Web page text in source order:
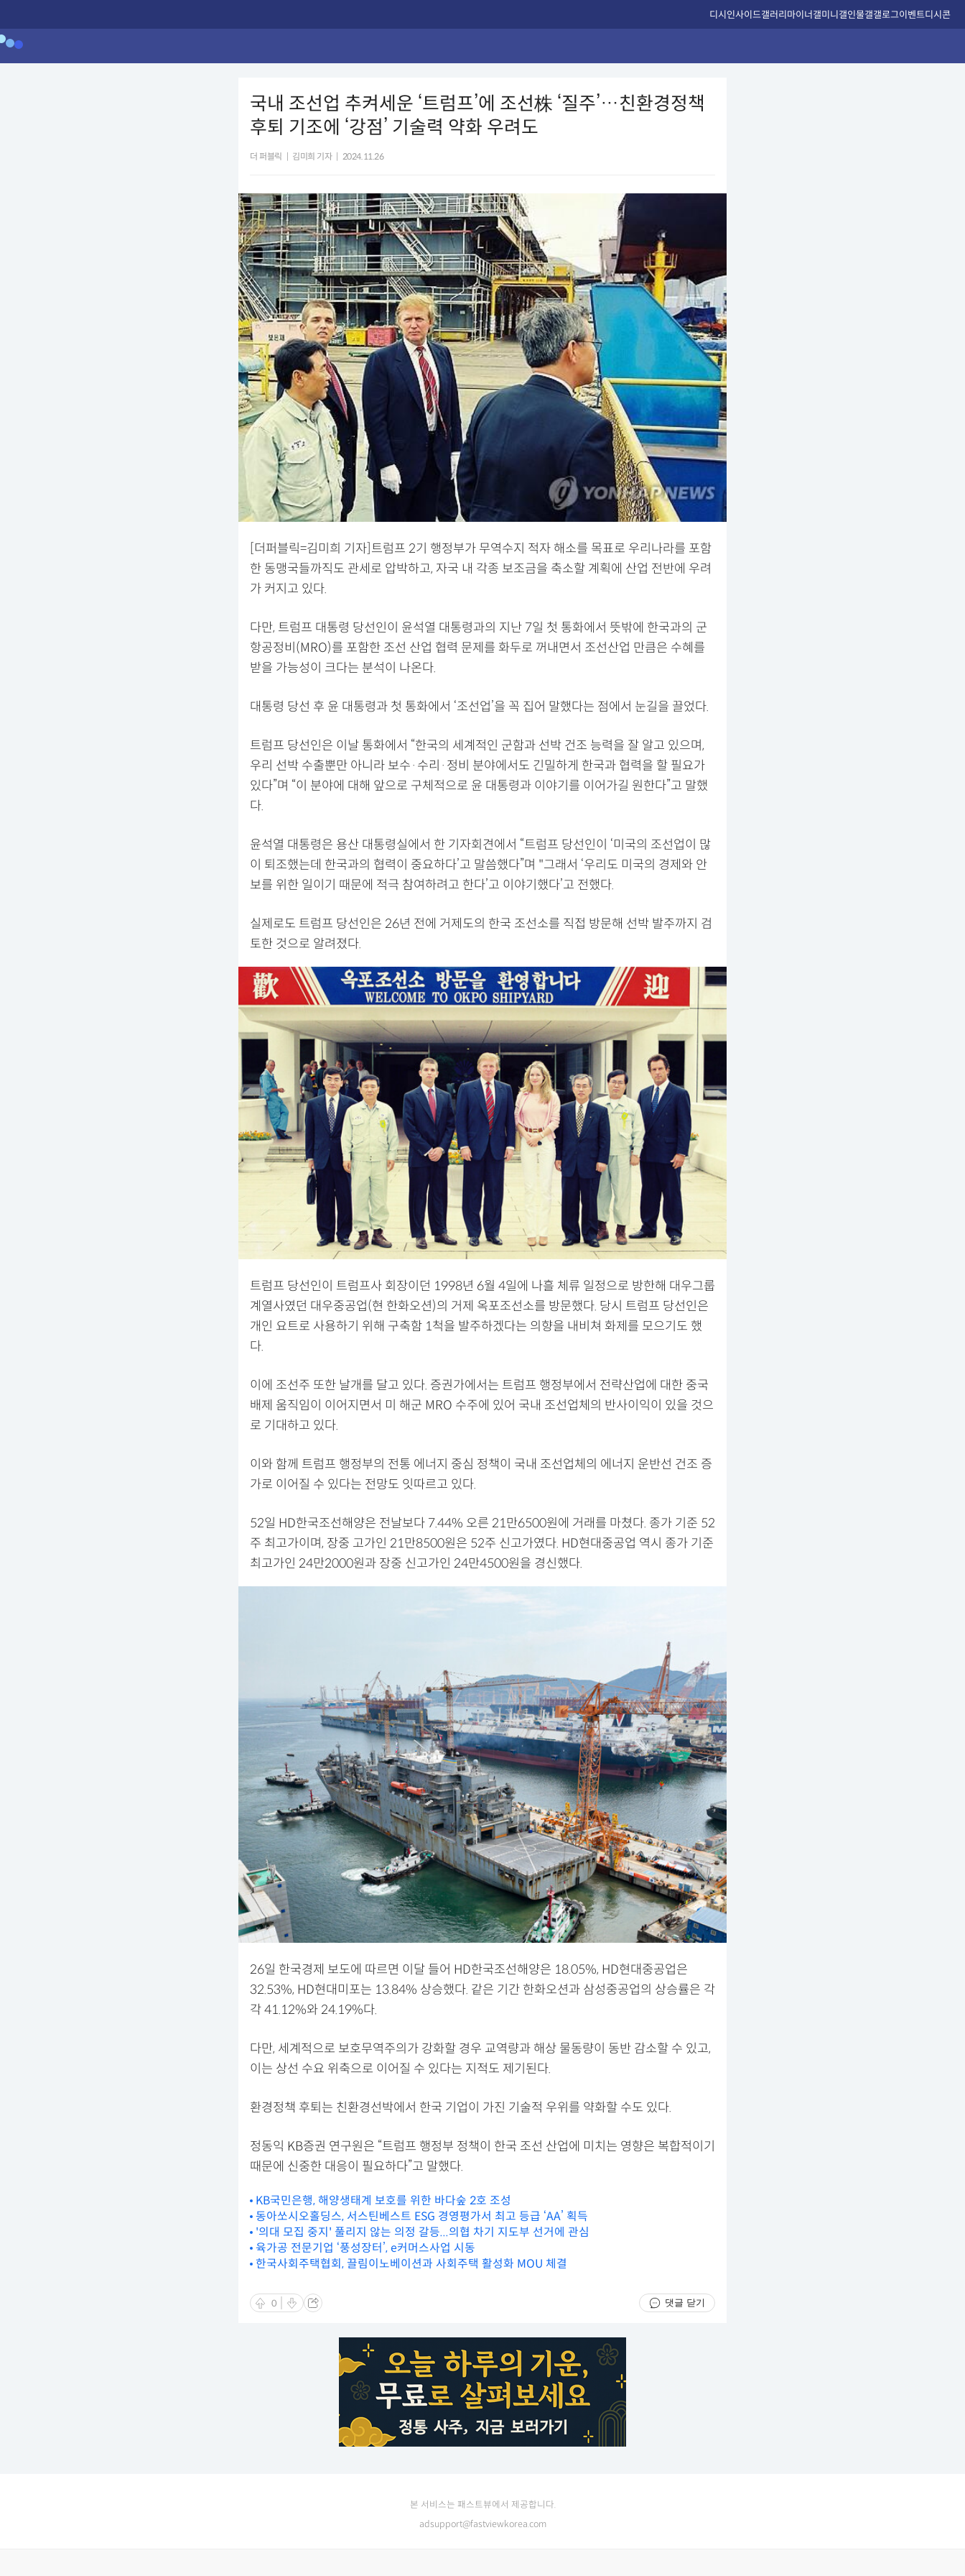
디시인사이드갤러리마이너갤미니갤인물갤갤로그이벤트디시콘
국내 조선업 추켜세운 ‘트럼프’에 조선株 ‘질주’…친환경정책
후퇴 기조에 ‘강점’ 기술력 약화 우려도
더 퍼블릭 김미희 기자 2024.11.26
[더퍼블릭=김미희 기자]트럼프 2기 행정부가 무역수지 적자 해소를 목표로 우리나라를 포함
한 동맹국들까직도 관세로 압박하고, 자국 내 각종 보조금을 축소할 계획에 산업 전반에 우려
가 커지고 있다.
다만, 트럼프 대통령 당선인이 윤석열 대통령과의 지난 7일 첫 통화에서 뜻밖에 한국과의 군
항공정비(MRO)를 포함한 조선 산업 협력 문제를 화두로 꺼내면서 조선산업 만큼은 수혜를
받을 가능성이 크다는 분석이 나온다.
대통령 당선 후 윤 대통령과 첫 통화에서 ‘조선업’을 꼭 집어 말했다는 점에서 눈길을 끌었다.
트럼프 당선인은 이날 통화에서 “한국의 세계적인 군함과 선박 건조 능력을 잘 알고 있으며,
우리 선박 수출뿐만 아니라 보수·수리·정비 분야에서도 긴밀하게 한국과 협력을 할 필요가
있다”며 “이 분야에 대해 앞으로 구체적으로 윤 대통령과 이야기를 이어가길 원한다”고 말했
다.
윤석열 대통령은 용산 대통령실에서 한 기자회견에서 “트럼프 당선인이 ‘미국의 조선업이 많
이 퇴조했는데 한국과의 협력이 중요하다’고 말씀했다”며 "그래서 ‘우리도 미국의 경제와 안
보를 위한 일이기 때문에 적극 참여하려고 한다’고 이야기했다’고 전했다.
실제로도 트럼프 당선인은 26년 전에 거제도의 한국 조선소를 직접 방문해 선박 발주까지 검
토한 것으로 알려졌다.
트럼프 당선인이 트럼프사 회장이던 1998년 6월 4일에 나흘 체류 일정으로 방한해 대우그룹
계열사였던 대우중공업(현 한화오션)의 거제 옥포조선소를 방문했다. 당시 트럼프 당선인은
개인 요트로 사용하기 위해 구축함 1척을 발주하겠다는 의향을 내비쳐 화제를 모으기도 했
다.
이에 조선주 또한 날개를 달고 있다. 증권가에서는 트럼프 행정부에서 전략산업에 대한 중국
배제 움직임이 이어지면서 미 해군 MRO 수주에 있어 국내 조선업체의 반사이익이 있을 것으
로 기대하고 있다.
이와 함께 트럼프 행정부의 전통 에너지 중심 정책이 국내 조선업체의 에너지 운반선 건조 증
가로 이어질 수 있다는 전망도 잇따르고 있다.
52일 HD한국조선해양은 전날보다 7.44% 오른 21만6500원에 거래를 마쳤다. 종가 기준 52
주 최고가이며, 장중 고가인 21만8500원은 52주 신고가였다. HD현대중공업 역시 종가 기준
최고가인 24만2000원과 장중 신고가인 24만4500원을 경신했다.
26일 한국경제 보도에 따르면 이달 들어 HD한국조선해양은 18.05%, HD현대중공업은
32.53%, HD현대미포는 13.84% 상승했다. 같은 기간 한화오션과 삼성중공업의 상승률은 각
각 41.12%와 24.19%다.
다만, 세계적으로 보호무역주의가 강화할 경우 교역량과 해상 물동량이 동반 감소할 수 있고,
이는 상선 수요 위축으로 이어질 수 있다는 지적도 제기된다.
환경정책 후퇴는 친환경선박에서 한국 기업이 가진 기술적 우위를 약화할 수도 있다.
정동익 KB증권 연구원은 “트럼프 행정부 정책이 한국 조선 산업에 미치는 영향은 복합적이기
때문에 신중한 대응이 필요하다”고 말했다.
KB국민은행, 해양생태계 보호를 위한 바다숲 2호 조성
동아쏘시오홀딩스, 서스틴베스트 ESG 경영평가서 최고 등급 ‘AA’ 획득
'의대 모집 중지' 풀리지 않는 의정 갈등...의협 차기 지도부 선거에 관심
육가공 전문기업 ‘풍성장터’, e커머스사업 시동
한국사회주택협회, 끌림이노베이션과 사회주택 활성화 MOU 체결
0 댓글 닫기
본 서비스는 패스트뷰에서 제공합니다.
adsupport@fastviewkorea.com